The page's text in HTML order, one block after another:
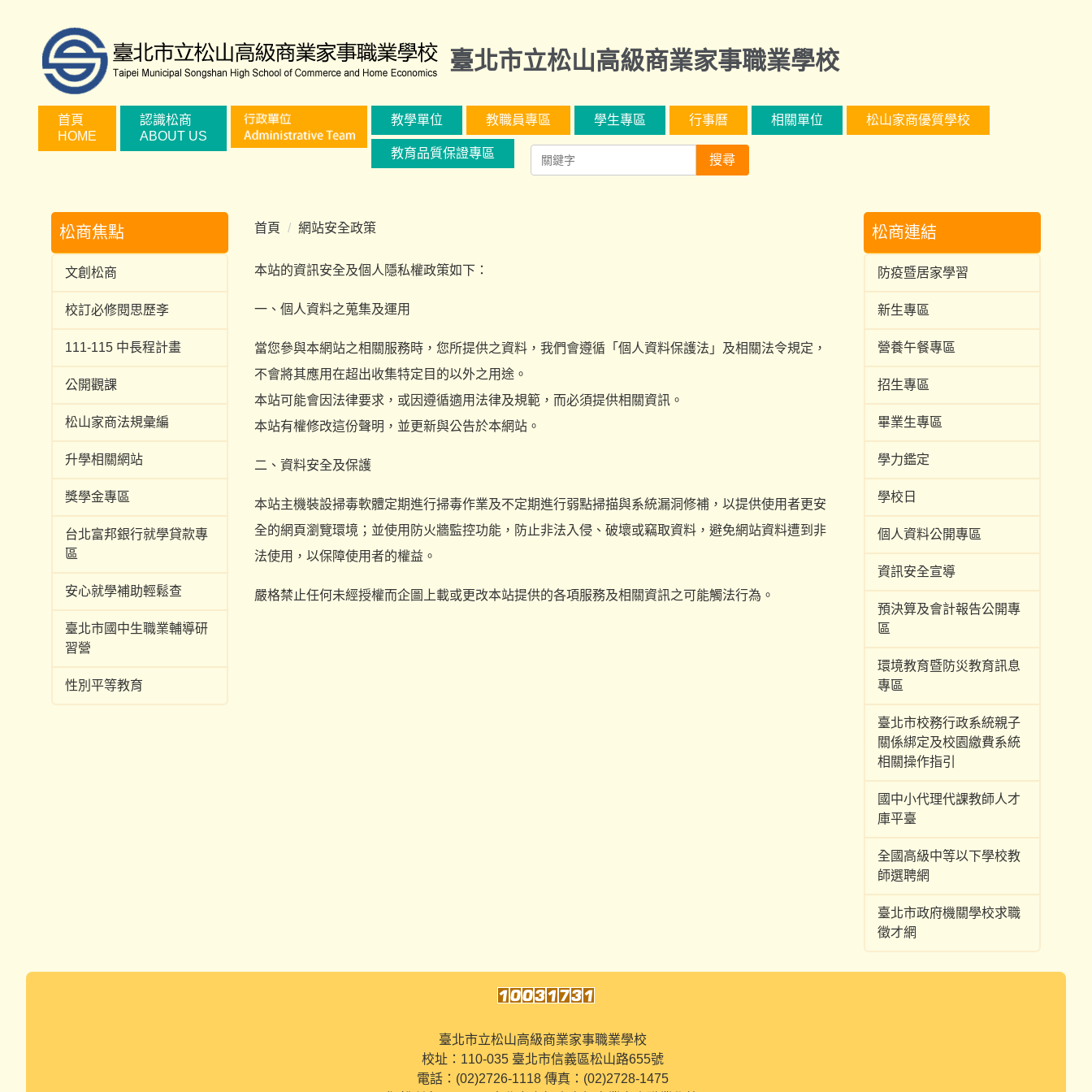
臺北市立松山高級商業家事職業學校
首頁
HOME
認識松商
ABOUT US
教學單位 教職員專區 學生專區 行事曆 相關單位 松山家商優質學校
教育品質保證專區 搜尋
松商焦點
文創松商
校訂必修閱思歷斈
111-115 中長程計畫
公開觀課
松山家商法規彙編
升學相關網站
獎學金專區
台北富邦銀行就學貸款專
區
安心就學補助輕鬆查
臺北市國中生職業輔導研
習營
性別平等教育
首頁 網站安全政策
本站的資訊安全及個人隱私權政策如下：
一、個人資料之蒐集及運用
當您參與本網站之相關服務時，您所提供之資料，我們會遵循「 個人資料保護法 」及相關法令規定，
不會將其應用在超出收集特定目的以外之用途。
本站可能會因法律要求，或因遵循適用法律及規範，而必須提供相關資訊。
本站有權修改這份聲明，並更新與公告於本網站。
二、資料安全及保護
本站主機裝設掃毒軟體定期進行掃毒作業及不定期進行弱點掃描與系統漏洞修補，以提供使用者更安
全的網頁瀏覽環境；並使用防火牆監控功能，防止非法入侵、破壞或竊取資料，避免網站資料遭到非
法使用，以保障使用者的權益。
嚴格禁止任何未經授權而企圖上載或更改本站提供的各項服務及相關資訊之可能觸法行為。
松商連結
防疫暨居家學習
新生專區
營養午餐專區
招生專區
畢業生專區
學力鑑定
學校日
個人資料公開專區
資訊安全宣導
預決算及會計報告公開專
區
環境教育暨防災教育訊息
專區
臺北市校務行政系統親子
關係綁定及校園繳費系統
相關操作指引
國中小代理代課教師人才
庫平臺
全國高級中等以下學校教
師選聘網
臺北市政府機關學校求職
徵才網
臺北市立松山高級商業家事職業學校
校址：110-035 臺北市信義區松山路655號
電話：(02)2726-1118 傳真：(02)2728-1475